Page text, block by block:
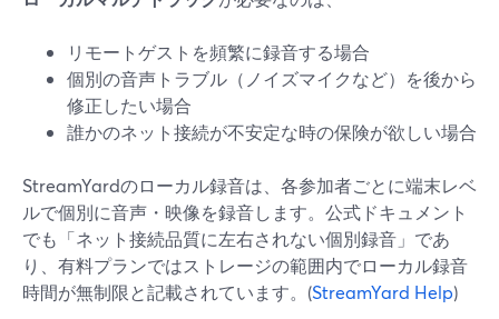
リモートゲストを頻繁に録音する場合
個別の音声トラブル（ノイズマイクなど）を後から
修正したい場合
誰かのネット接続が不安定な時の保険が欲しい場合
StreamYardのローカル録音は、各参加者ごとに端末レベ
ルで個別に音声・映像を録音します。公式ドキュメント
でも「ネット接続品質に左右されない個別録音」であ
り、有料プランではストレージの範囲内でローカル録音
時間が無制限と記載されています。(StreamYard Help)